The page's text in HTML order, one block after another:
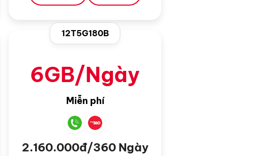
12T5G180B
6GB/Ngày
Miễn phí
2.160.000đ/360 Ngày